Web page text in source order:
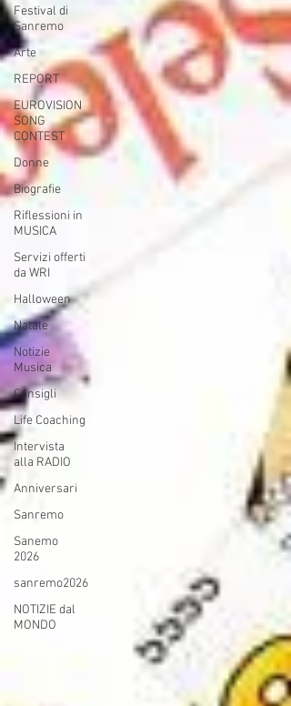
Festival di
Sanremo
Arte
REPORT
EUROVISION
SONG
CONTEST
Donne
Biografie
Riflessioni in
MUSICA
Servizi offerti
da WRI
Halloween
Natale
Notizie
Musica
Consigli
Life Coaching
Intervista
alla RADIO
Anniversari
Sanremo
Sanemo
2026
sanremo2026
NOTIZIE dal
MONDO